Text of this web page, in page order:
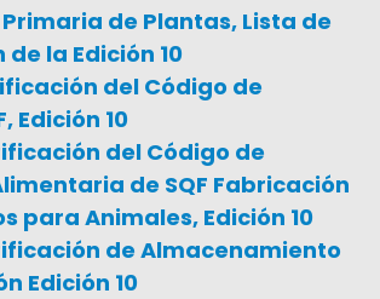
de Plantas, Lista de
la Edición 10
del Código de
Edición 10
del Código de
de SQF Fabricación
para Animales, Edición 10
de Almacenamiento
Edición 10